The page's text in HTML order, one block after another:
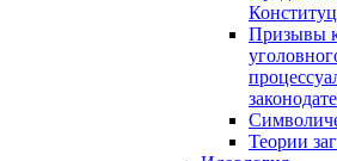
Призывы
Теории